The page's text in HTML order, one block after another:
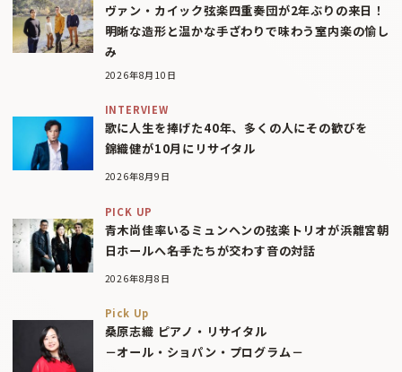
ヴァン・カイック弦楽四重奏団が2年ぶりの来日！
明晰な造形と温かな手ざわりで味わう室内楽の愉し
み
2026年8月10日
INTERVIEW
歌に人生を捧げた40年、多くの人にその歓びを
錦織健が10月にリサイタル
2026年8月9日
PICK UP
青木尚佳率いるミュンヘンの弦楽トリオが浜離宮朝
日ホールへ――名手たちが交わす音の対話
2026年8月8日
Pick Up
桑原志織 ピアノ・リサイタル
－オール・ショパン・プログラム－